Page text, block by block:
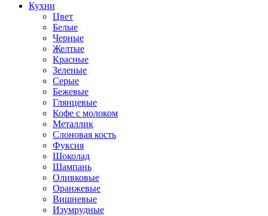
Кухни
Цвет
Белые
Черные
Желтые
Красные
Зеленые
Серые
Бежевые
Глянцевые
Кофе с молоком
Металлик
Слоновая кость
Фуксия
Шоколад
Шампань
Оливковые
Оранжевые
Вишневые
Изумрудные